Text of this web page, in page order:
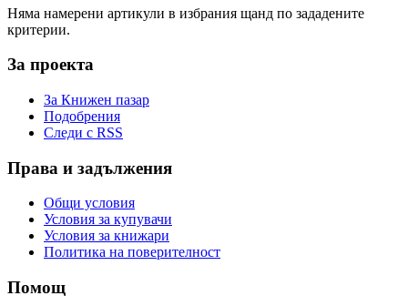
Няма намерени артикули в избрания щанд по зададените
критерии.
За проекта
За Книжен пазар
Подобрения
Следи с RSS
Права и задължения
Общи условия
Условия за купувачи
Условия за книжари
Политика на поверителност
Помощ